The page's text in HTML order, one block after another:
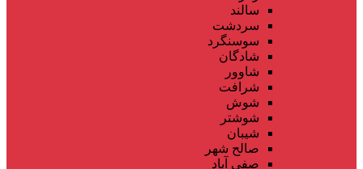
سالند
سردشت
سوسنگرد
شادگان
شاوور
شرافت
شوش
شوشتر
شیبان
صالح شهر
صفی آباد